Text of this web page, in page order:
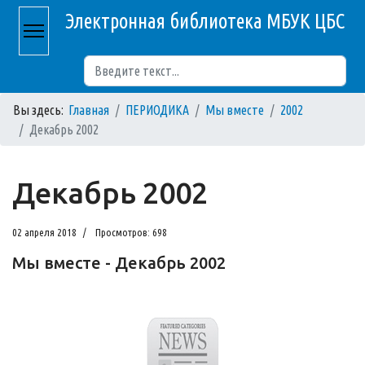
Электронная библиотека МБУК ЦБС
Вы здесь: Главная ПЕРИОДИКА Мы вместе
2002
Декабрь 2002
Декабрь 2002
02 апреля 2018 Просмотров: 698
Мы вместе - Декабрь 2002